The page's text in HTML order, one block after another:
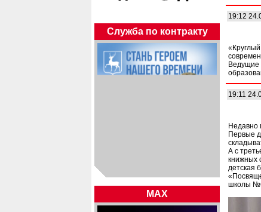
Служба по контракту
MAX
19:12
Ведущие
19:11
Недавно
Первые
А с
книжных
детская
школы